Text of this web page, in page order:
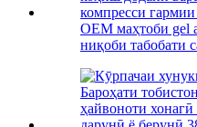
OEM маҳтоби gel
ниқоби табобати